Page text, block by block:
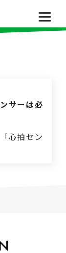
サーは必
心拍セン